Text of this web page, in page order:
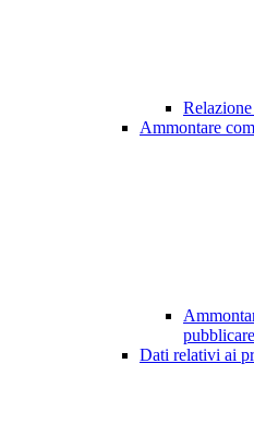
Ammontare
Dati relativi ai